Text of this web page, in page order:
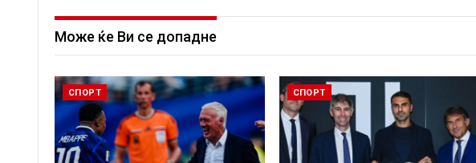
Може ќе Ви се допадне
СПОРТ СПОРТ